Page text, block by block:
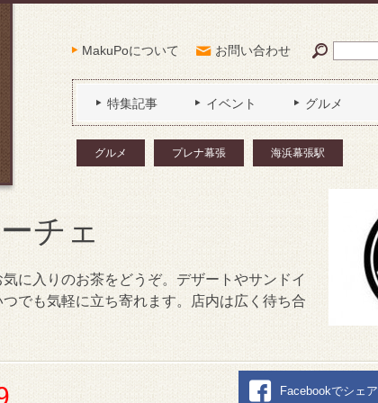
MakuPoについて お問い合わせ
特集記事 イベント グルメ
グルメ プレナ幕張 海浜幕張駅
チェ
に入りのお茶をどうぞ。デザートやサンドイ
でも気軽に立ち寄れます。店内は広く待ち合
Facebookでシェア